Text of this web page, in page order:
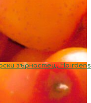
зърнастец,